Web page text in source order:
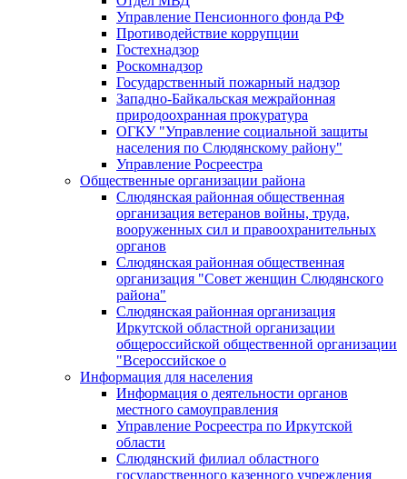
Управление Пенсионного фонда РФ
Противодействие коррупции
Гостехнадзор
Роскомнадзор
Государственный пожарный надзор
Западно-Байкальская межрайонная
природоохранная прокуратура
ОГКУ "Управление социальной защиты
населения по Слюдянскому району"
Управление Росреестра
Общественные организации района
Слюдянская районная общественная
организация ветеранов войны, труда,
вооруженных сил и правоохранительных
органов
Слюдянская районная общественная
организация "Совет женщин Слюдянского
района"
Слюдянская районная организация
Иркутской областной организации
общероссийской общественной организации
"Всероссийское о
Информация для населения
Информация о деятельности органов
местного самоуправления
Управление Росреестра по Иркутской
области
Слюдянский филиал областного
государственного казенного учреждения